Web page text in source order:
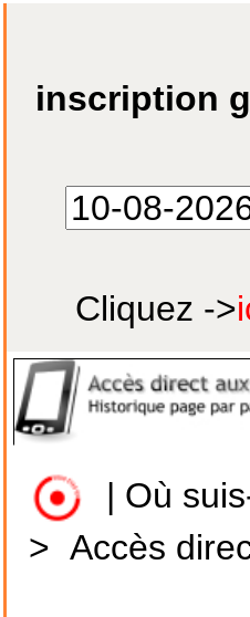
inscription
Cliquez ->
Où
>Accès